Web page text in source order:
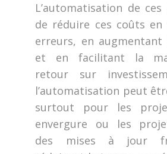
L’automatisation de
de réduire ces coûts
erreurs, en
et en facilitant la
retour sur
l’automatisation peut
surtout pour les
envergure ou les
des mises à jour